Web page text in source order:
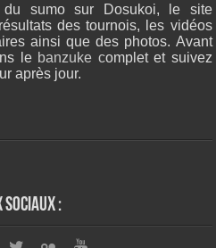
du sumo sur Dosukoi, le site
des tournois, les vidéos
ainsi que des photos. Avant
le banzuke complet et suivez
après jour.
sociaux :